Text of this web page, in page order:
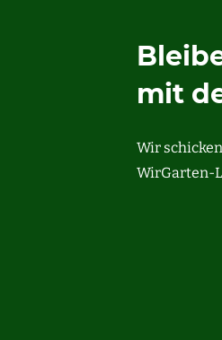
mit
Wir
WirGarten-